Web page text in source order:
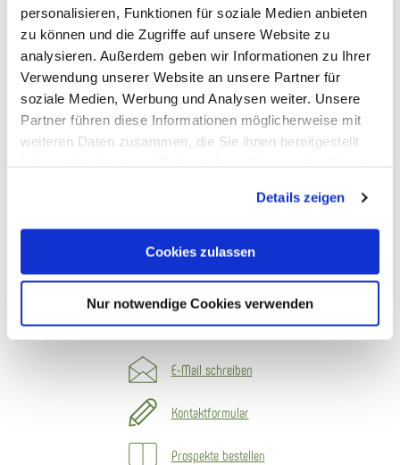
personalisieren, Funktionen für soziale Medien anbieten
zu können und die Zugriffe auf unsere Website zu
analysieren. Außerdem geben wir Informationen zu Ihrer
Verwendung unserer Website an unsere Partner für
soziale Medien, Werbung und Analysen weiter. Unsere
Partner führen diese Informationen möglicherweise mit
weiteren Daten zusammen, die Sie ihnen bereitgestellt
Cookies, wenn Sie unsere Webseite weiterhin nutzen.
Details zeigen
Cookies zulassen
Nur notwendige Cookies verwenden
So erreichst du uns
Touristik Bad Ems-Nassau
Tel.: 02603-94150
info@badems-nassau.info
Tourist-Information in Bad Ems
Tourist-Information in Nassau
Wir freuen uns auf dich
E-Mail schreiben
Kontaktformular
Prospekte bestellen